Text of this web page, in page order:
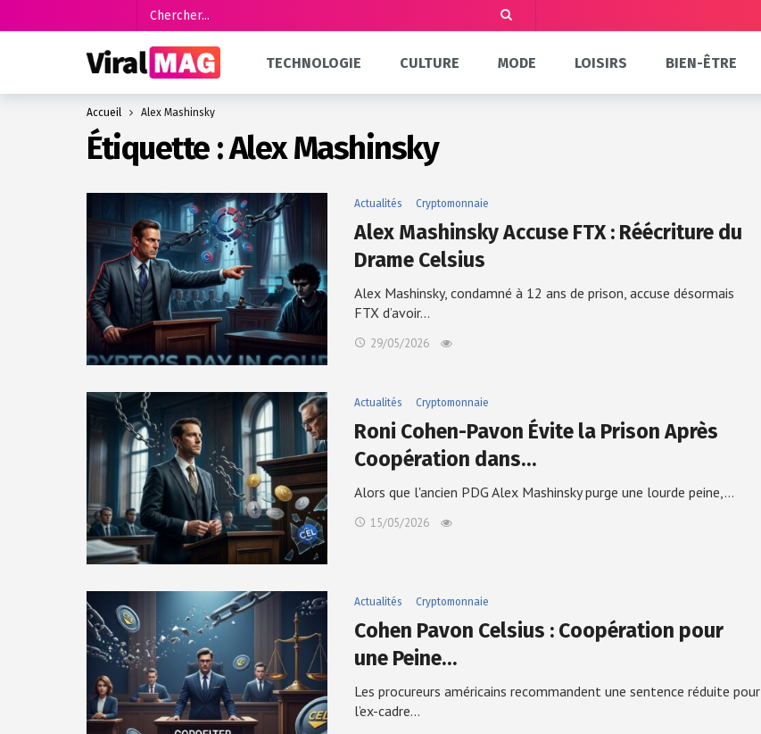
TECHNOLOGIE CULTURE MODE LOISIRS BIEN-ÊTRE
Accueil Alex Mashinsky
Étiquette :Alex Mashinsky
Actualités Cryptomonnaie
Alex Mashinsky Accuse FTX : Réécriture du
Drame Celsius
Alex Mashinsky, condamné à 12 ans de prison, accuse désormais
FTX d’avoir…
29/05/2026
Actualités Cryptomonnaie
Roni Cohen-Pavon Évite la Prison Après
Coopération dans…
Alors que l'ancien PDG Alex Mashinsky purge une lourde peine,…
15/05/2026
Actualités Cryptomonnaie
Cohen Pavon Celsius : Coopération pour
une Peine…
Les procureurs américains recommandent une sentence réduite pour
l’ex-cadre…